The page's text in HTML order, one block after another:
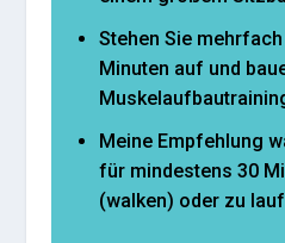
Stehen Sie
Minuten auf und
Meine Empfehlung
für mindestens 30
(walken) oder zu